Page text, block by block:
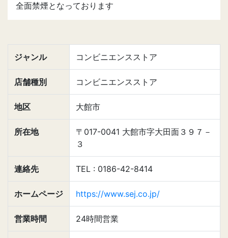
全面禁煙となっております
ジャンル コンビニエンスストア
店舗種別 コンビニエンスストア
地区 大館市
所在地
〒017-0041 大館市字大田面３９７－
３
連絡先 TEL : 0186-42-8414
ホームページ https://www.sej.co.jp/
営業時間 24時間営業